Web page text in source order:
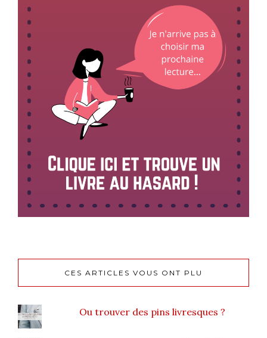
CES ARTICLES VOUS ONT PLU
Ou trouver des pins livresques ?